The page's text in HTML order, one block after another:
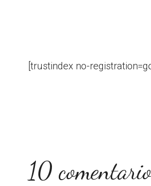
[trustindex no-
10